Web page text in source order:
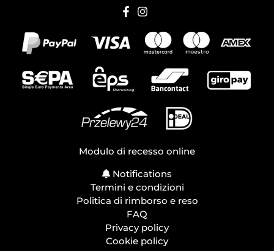
Modulo di recesso online
Notifications
Termini e condizioni
Politica di rimborso e reso
FAQ
Privacy policy
Cookie policy